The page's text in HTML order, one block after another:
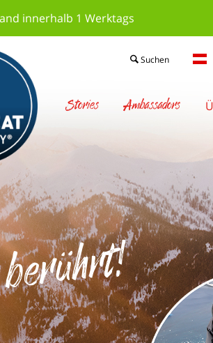
innerhalb 1 Werktags
Suchen
Stories Ambassadors